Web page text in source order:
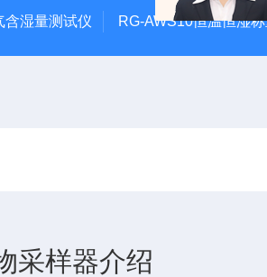
含湿量测试仪 RG-AWS10恒温恒湿
采样器介绍